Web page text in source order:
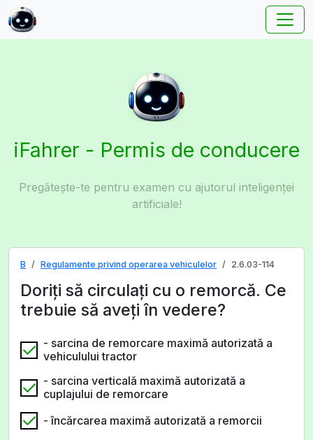
iFahrer - Permis de conducere
Pregătește-te pentru examen cu ajutorul inteligenței
artificiale!
B Regulamente privind operarea vehiculelor 2.6.03-114
Doriți să circulați cu o remorcă. Ce
trebuie să aveți în vedere?
- sarcina de remorcare maximă autorizată a
vehiculului tractor
- sarcina verticală maximă autorizată a
cuplajului de remorcare
- încărcarea maximă autorizată a remorcii